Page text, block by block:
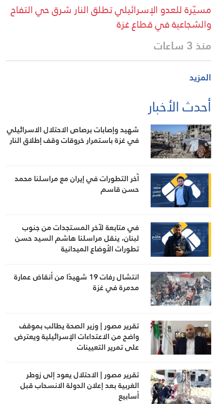
مسيّرة للعدو الإسرائيلي تطلق النار شرق حي التفاح
والشجاعية في قطاع غزة
منذ 3 ساعات
المزيد
أحدث الأخبار
شهيد وإصابات برصاص الاحتلال الاسرائيلي
في غزة باستمرار خروقات وقف إطلاق النار
آخر التطورات في إيران مع مراسلنا محمد
حسن قاسم
في متابعة لآخر المستجدات من جنوب
لبنان، ينقل مراسلنا هاشم السيد حسن
تطورات الأوضاع الميدانية
انتشال رفات 19 شهيدًا من أنقاض عمارة
مدمرة في غزة
تقرير مصور | وزير الصحة يطالب بموقف
واضح من الاعتداءات الإسرائيلية ويعترض
على تمرير التعيينات
تقرير مصور | الاحتلال يعود إلى زوطر
الغربية بعد إعلان الدولة الانسحاب قبل
أسابيع